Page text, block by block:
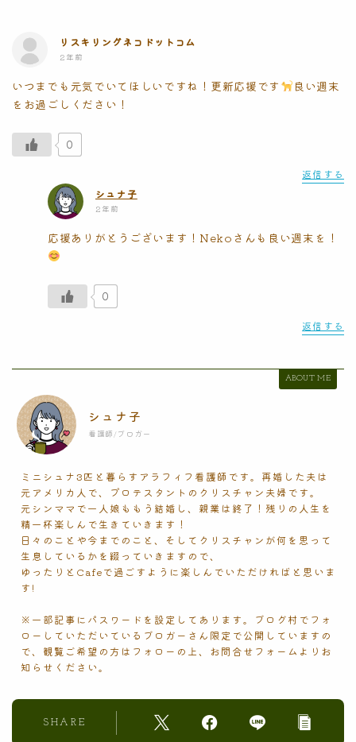
リスキリングネコドットコム
2年前
いつまでも元気でいてほしいですね！更新応援です
良い週末
をお過ごしください！
0
返信する
シュナ子
2年前
応援ありがとうございます！Nekoさんも良い週末を！
0
返信する
ABOUT ME
シュナ子
看護師/ブロガー
ミニシュナ3匹と暮らすアラフィフ看護師です。再婚した夫は
元アメリカ人で、プロテスタントのクリスチャン夫婦です。
元シンママで一人娘ももう結婚し、親業は終了！残りの人生を
精一杯楽しんで生きていきます！
日々のことや今までのこと、そしてクリスチャンが何を思って
生息しているかを綴っていきますので、
ゆったりとCafeで過ごすように楽しんでいただければと思いま
す!
※一部記事にパスワードを設定してあります。ブログ村でフォ
ローしていただいているブロガーさん限定で公開していますの
で、観覧ご希望の方はフォローの上、お問合せフォームよりお
知らせください。
SHARE